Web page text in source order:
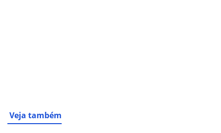
Veja também